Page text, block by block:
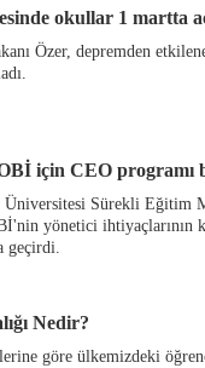
Liselere Geçiş
ödev ve ders hazırlık
okullar 1 martta
Özer, depremden
için CEO programı
Üniversitesi Sürekli Eğitim
yönetici ihtiyaçlarının
geçirdi.
Nedir?
göre ülkemizdeki